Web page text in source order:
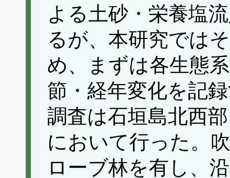
よる土砂・栄養塩
るが、本研究では
め、まずは各生態
節・経年変化を記
調査は石垣島北西
において行った。
ローブ林を有し、